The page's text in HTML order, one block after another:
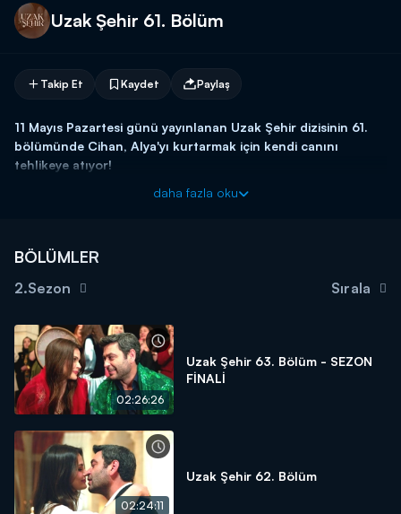
Uzak Şehir 61. Bölüm
Takip Et Kaydet Paylaş
11 Mayıs Pazartesi günü yayınlanan Uzak Şehir dizisinin 61.
bölümünde Cihan, Alya'yı kurtarmak için kendi canını
tehlikeye atıyor!
Alya ile Cihan Deniz’in kaçırılması, Cihan’ı hiç olmadığı kadar sert
da başvuran Cihan, Alya’yı onun kaçırmadığını anlar.
adına geri dönüşü olmayan bir karar vermek zorunda kalır ve
içinde Şahin’e karşı derin bir öfke büyütür.
Bir yandan Engin’in peşine düşen Cihan, aradığı cevaba ulaşır
ve kurduğu planla izine varır. Tam her şeyin bittiği düşünülen
anda, Alya oğlunun canı için kendini hiç düşünmeden tehlikenin
içine atar. Cihan ise onu kurtarmak için sınırlarını zorlar.
Uzak Şehir yeni bölümleriyle pazartesi akşamları Kanal D'de!
daha fazla oku
BÖLÜMLER
2.Sezon Sırala
02:26:26
Uzak Şehir 63. Bölüm - SEZON
FİNALİ
02:24:11
Uzak Şehir 62. Bölüm